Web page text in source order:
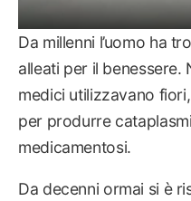
Da millenni l’uomo ha
alleati per il benessere.
medici utilizzavano
per produrre
medicamentosi.
Da decenni ormai si è